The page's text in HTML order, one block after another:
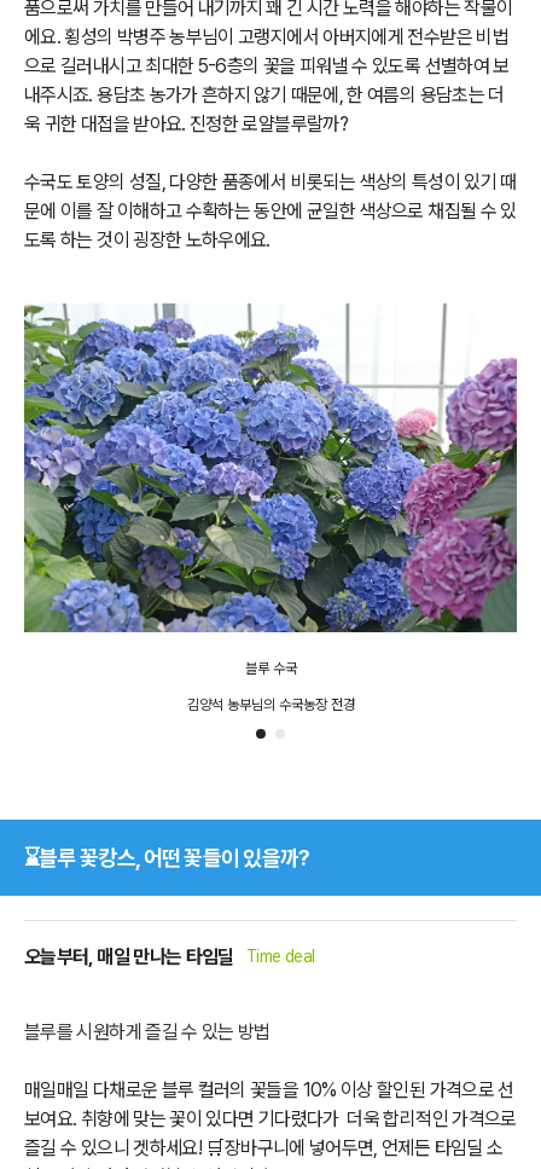
품으로써 가치를 만들어 내기까지 꽤 긴 시간 노력을 해야하는 작물이
에요. 횡성의 박병주 농부님이 고랭지에서 아버지에게 전수받은 비법
으로 길러내시고 최대한 5-6층의 꽃을 피워낼 수 있도록 선별하여 보
내주시죠. 용담초 농가가 흔하지 않기 때문에, 한 여름의 용담초는 더
욱 귀한 대접을 받아요. 진정한 로얄블루랄까?
수국도 토양의 성질, 다양한 품종에서 비롯되는 색상의 특성이 있기 때
문에 이를 잘 이해하고 수확하는 동안에 균일한 색상으로 채집될 수 있
도록 하는 것이 굉장한 노하우에요.
블루 수국
김양석 농부님의 수국농장 전경
⌛블루 꽃캉스, 어떤 꽃들이 있을까?
오늘부터, 매일 만나는 타임딜 Time deal
블루를 시원하게 즐길 수 있는 방법
매일매일 다채로운 블루 컬러의 꽃들을 10% 이상 할인된 가격으로 선
보여요. 취향에 맞는 꽃이 있다면 기다렸다가 더욱 합리적인 가격으로
즐길 수 있으니겟하세요! 🛒장바구니에 넣어두면, 언제든 타임딜 소